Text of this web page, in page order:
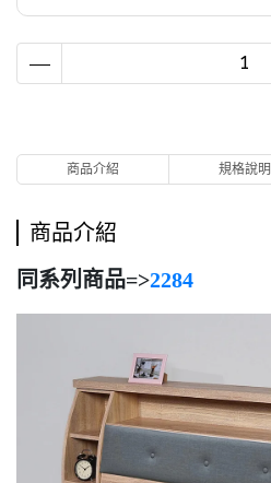
商品介紹 規格說明
商品介紹
同系列商品=>2284